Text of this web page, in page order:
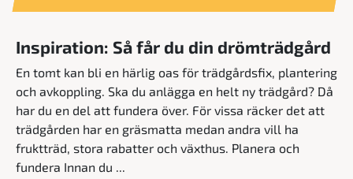
Inspiration: Så får du din drömträdgård
En tomt kan bli en härlig oas för trädgårdsfix, plantering
och avkoppling. Ska du anlägga en helt ny trädgård? Då
har du en del att fundera över. För vissa räcker det att
trädgården har en gräsmatta medan andra vill ha
fruktträd, stora rabatter och växthus. Planera och
fundera Innan du ...